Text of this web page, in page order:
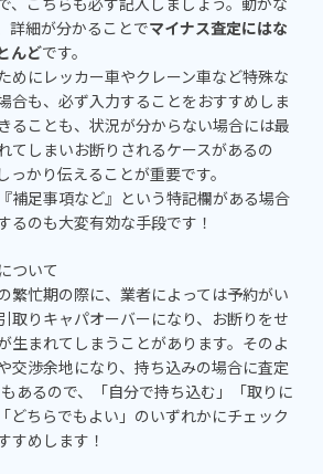
詳細が分かることでマイナス査定にはな
んどです。
めにレッカー車やクレーン車など特殊な
合も、必ず入力することをおすすめしま
ることも、状況が分からない場合には最
てしまいお断りされるケースがあるの
っかり伝えることが重要です。
補足事項など』という特記欄がある場合
るのも大変有効な手段です！
ついて
繁忙期の際に、業者によっては予約がい
取りキャパオーバーになり、お断りをせ
生まれてしまうことがあります。そのよ
交渉余地になり、持ち込みの場合に査定
あるので、「自分で持ち込む」「取りに
どちらでもよい」のいずれかにチェック
すめします！